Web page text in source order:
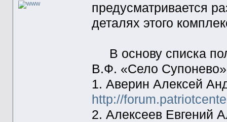
предусматривается
деталях этого
В основу списка
В.Ф. «Село
1. Аверин Алексей
http://
2. Алексеев Евгений